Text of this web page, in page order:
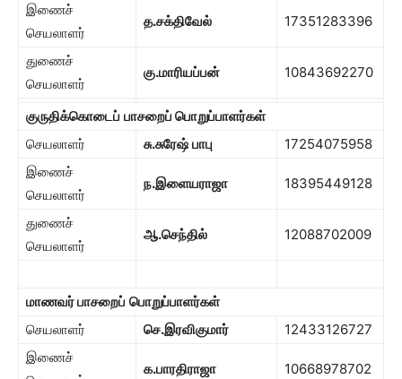
இணைச்
செயலாளர்
த.சக்திவேல் 17351283396
துணைச்
செயலாளர்
கு.மாரியப்பன் 10843692270
குருதிக்கொடைப் பாசறைப் பொறுப்பாளர்கள்
செயலாளர்
சு.சுரேஷ் பாபு
17254075958
இணைச்
செயலாளர்
ந.இளையராஜா 18395449128
துணைச்
செயலாளர்
ஆ.செந்தில் 12088702009
மாணவர் பாசறைப் பொறுப்பாளர்கள்
செயலாளர்
செ.இரவிகுமார்
12433126727
இணைச்
க.பாரதிராஜா 10668978702